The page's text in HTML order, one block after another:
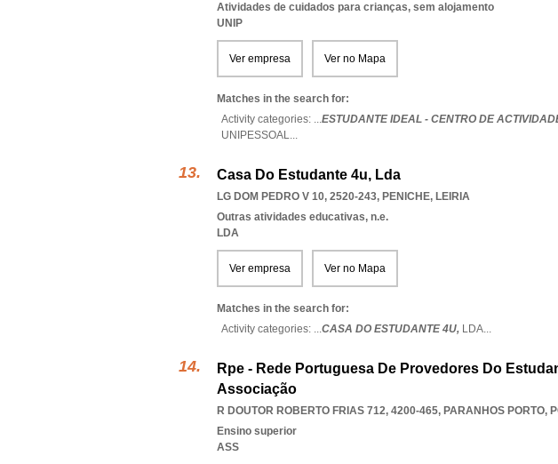
Atividades de cuidados para crianças, sem alojamento
UNIP
Ver empresa Ver no Mapa
Matches in the search for:
Activity categories: ...ESTUDANTE IDEAL - CENTRO DE
UNIPESSOAL...
Casa Do Estudante 4u, Lda
LG DOM PEDRO V 10, 2520-243, PENICHE, LEIRIA
Outras atividades educativas, n.e.
LDA
Ver empresa Ver no Mapa
Matches in the search for:
Activity categories: ...CASA DO ESTUDANTE 4U, LDA...
Rpe - Rede Portuguesa De Provedores Do
Associação
R DOUTOR ROBERTO FRIAS 712, 4200-465, PARANHOS PORTO,
Ensino superior
ASS